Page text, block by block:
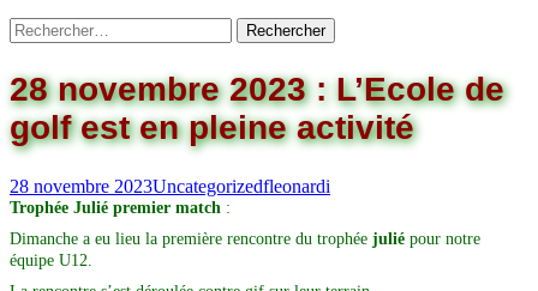
28 novembre 2023 : L’Ecole de
golf est en pleine activité
28 novembre 2023Uncategorizedfleonardi
Trophée Julié premier match :
Dimanche a eu lieu la première rencontre du trophée julié pour notre
équipe U12.